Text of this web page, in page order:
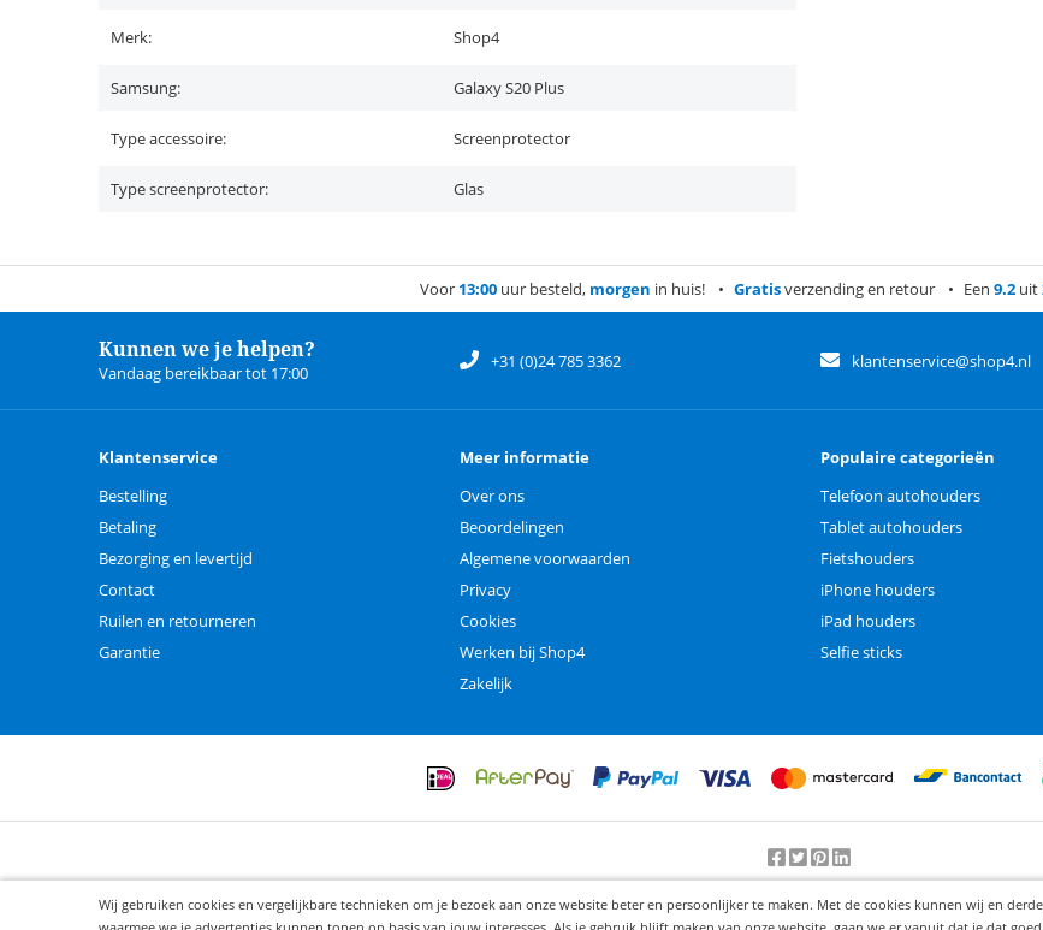
Merk: Shop4
Samsung: Galaxy S20 Plus
Type accessoire: Screenprotector
Type screenprotector: Glas
Voor 13:00 uur besteld, morgen in huis! Gratisverzending en retour Een 9.2 uit
Kunnen we je helpen?
Vandaag bereikbaar tot 17:00
+31 (0)24 785 3362 klantenservice@shop4.nl
Klantenservice
Bestelling
Betaling
Bezorging en levertijd
Contact
Ruilen en retourneren
Garantie
Meer informatie
Over ons
Beoordelingen
Algemene voorwaarden
Privacy
Cookies
Werken bij Shop4
Zakelijk
Populaire categorieën
Telefoon autohouders
Tablet autohouders
Fietshouders
iPhone houders
iPad houders
Selfie sticks
© 2012-2026 Knaak Commerce B.V.
Wij gebruiken cookies en vergelijkbare technieken om je bezoek aan onze website beter en persoonlijker te maken. Met de cookies kunnen wij en